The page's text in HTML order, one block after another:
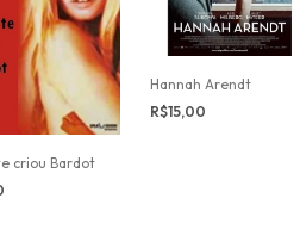
criou Bardot
Hannah Arendt
R$15,00